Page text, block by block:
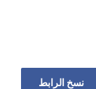
نسخ الرابط